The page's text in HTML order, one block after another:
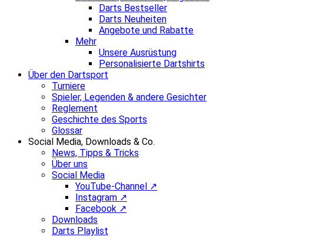
Darts Bestseller
Darts Neuheiten
Angebote und Rabatte
Mehr
Unsere Ausrüstung
Personalisierte Dartshirts
Über den Dartsport
Turniere
Spieler, Legenden & andere Gesichter
Reglement
Geschichte des Sports
Glossar
Social Media, Downloads & Co.
News, Tipps & Tricks
Über uns
Social Media
YouTube-Channel ↗
Instagram ↗
Facebook ↗
Downloads
Darts Playlist